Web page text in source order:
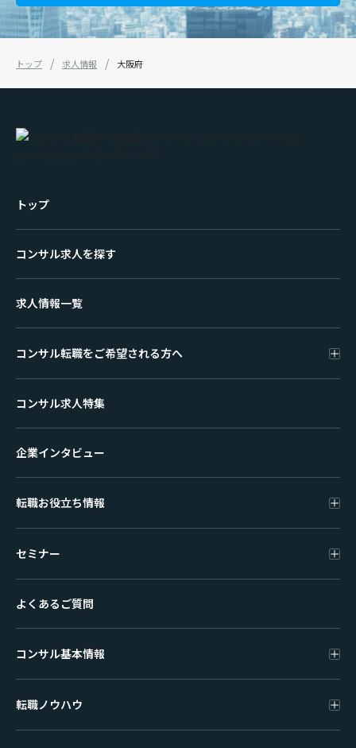
トップ 求人情報 大阪府
トップ
コンサル求人を探す
求人情報一覧
コンサル転職をご希望される方へ
コンサル求人特集
企業インタビュー
転職お役立ち情報
セミナー
よくあるご質問
コンサル基本情報
転職ノウハウ